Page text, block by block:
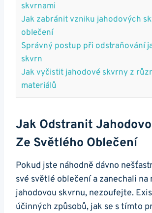
skvrnami
Jak zabránit vzniku jahodových
oblečení
Správný postup ⁢při odstraňování
skvrn
Jak⁢ vyčistit jahodové skvrny z
⁣materiálů
Jak Odstranit⁣
Ze Světlého‌ Oblečení
Pokud⁢ jste náhodně​ dávno
své ​světlé ⁢oblečení ​a zanechali na⁣
jahodovou skvrnu, ⁢nezoufejte.
účinných způsobů, jak se s tímto